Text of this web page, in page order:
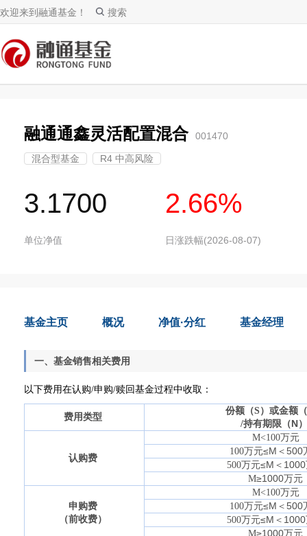
欢迎来到融通基金！ 搜索
融通通鑫灵活配置混合 001470
混合型基金 R4 中高风险
3.1700
单位净值
2.66%
日涨跌幅(2026-08-07)
基金主页 概况 净值·分红 基金经理
一、基金销售相关费用
以下费用在认购/申购/赎回基金过程中收取：
费用类型
份额（S）或金额（
/持有期限（N
认购费
M<100万元
100万元≤M ＜500
500万元≤M ＜ 1000
M≥1000万元
申购费
（前收费）
M<100万元
100万元≤M ＜500
500万元≤M ＜ 1000
M≥1000万元